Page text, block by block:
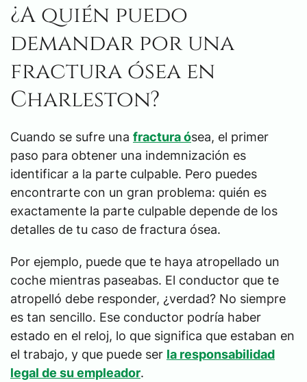
¿A quién puedo
demandar por una
fractura ósea en
Charleston?
Cuando se sufre una fractura ósea, el primer
paso para obtener una indemnización es
identificar a la parte culpable. Pero puedes
encontrarte con un gran problema: quién es
exactamente la parte culpable depende de los
detalles de tu caso de fractura ósea.
Por ejemplo, puede que te haya atropellado un
coche mientras paseabas. El conductor que te
atropelló debe responder, ¿verdad? No siempre
es tan sencillo. Ese conductor podría haber
estado en el reloj, lo que significa que estaban en
el trabajo, y que puede ser la responsabilidad
legal de su empleador.